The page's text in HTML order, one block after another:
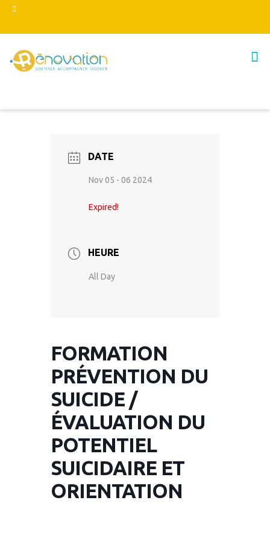
DATE
Nov 05 - 06 2024
Expired!
HEURE
All Day
FORMATION
PRÉVENTION DU
SUICIDE /
ÉVALUATION DU
POTENTIEL
SUICIDAIRE ET
ORIENTATION